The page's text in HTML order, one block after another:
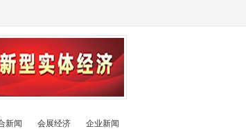
企业新闻
会展经济
新闻